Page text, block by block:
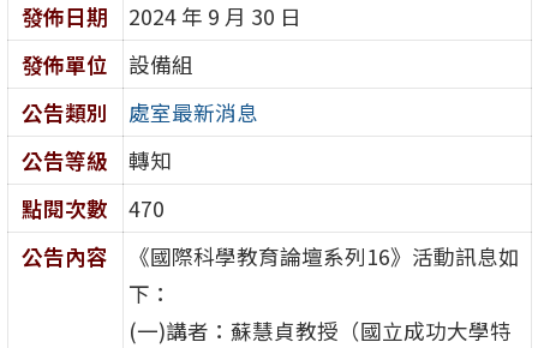
發佈日期
2024 年 9 月 30 日
發佈單位
設備組
公告類別
處室最新消息
公告等級
轉知
點閱次數
470
公告內容
《國際科學教育論壇系列16》活動訊息如
下：
(一)講者：蘇慧貞教授（國立成功大學特